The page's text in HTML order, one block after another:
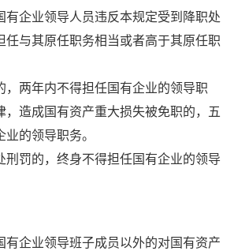
企业领导人员违反本规定受到降职处
任与其原任职务相当或者高于其原任职
两年内不得担任国有企业的领导职
，造成国有资产重大损失被免职的，五
的领导职务。
罚的，终身不得担任国有企业的领导
企业领导班子成员以外的对国有资产